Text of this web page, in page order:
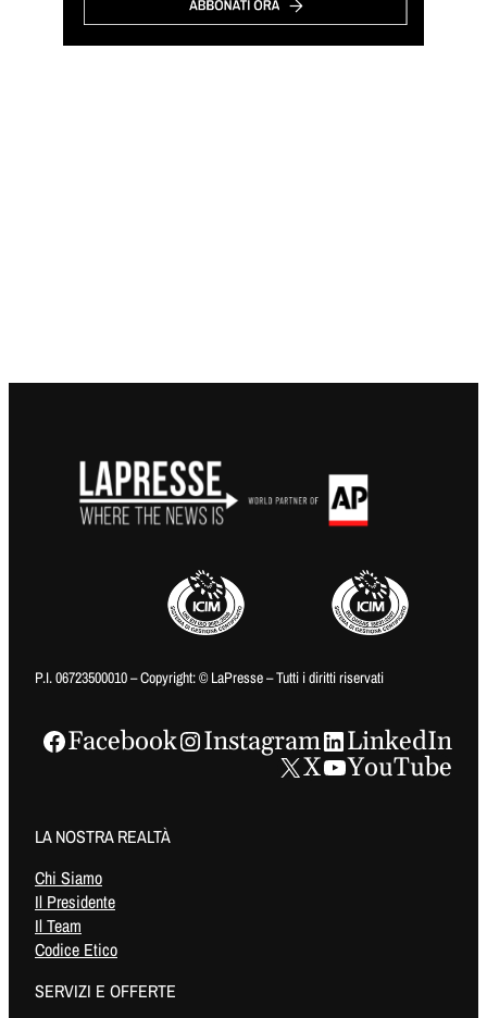
P.I. 06723500010 – Copyright: © LaPresse – Tutti i diritti riservati
Facebook Instagram
LinkedIn
X
YouTube
LA NOSTRA REALTÀ
Chi Siamo
Il Presidente
Il Team
Codice Etico
SERVIZI E OFFERTE